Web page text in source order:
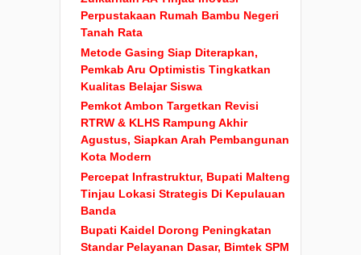
Perpustakaan Rumah Bambu Negeri
Tanah Rata
Metode Gasing Siap Diterapkan,
Pemkab Aru Optimistis Tingkatkan
Kualitas Belajar Siswa
Pemkot Ambon Targetkan Revisi
RTRW & KLHS Rampung Akhir
Agustus, Siapkan Arah Pembangunan
Kota Modern
Percepat Infrastruktur, Bupati Malteng
Tinjau Lokasi Strategis Di Kepulauan
Banda
Bupati Kaidel Dorong Peningkatan
Standar Pelayanan Dasar, Bimtek SPM